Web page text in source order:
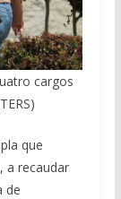
cargos
que
, a recaudar
de